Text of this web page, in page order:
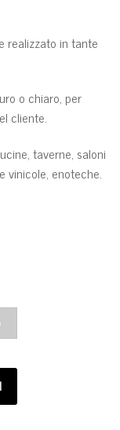
realizzato in tante
o chiaro, per
cliente.
taverne, saloni
vinicole, enoteche.